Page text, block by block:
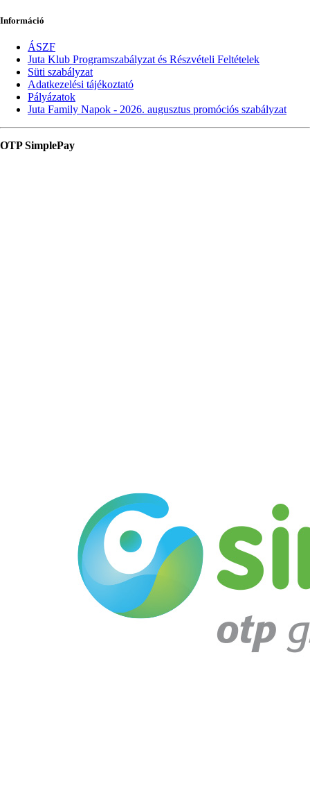
Információ
ÁSZF
Juta Klub Programszabályzat és Részvételi Feltételek
Süti szabályzat
Adatkezelési tájékoztató
Pályázatok
Juta Family Napok - 2026. augusztus promóciós szabályzat
OTP SimplePay